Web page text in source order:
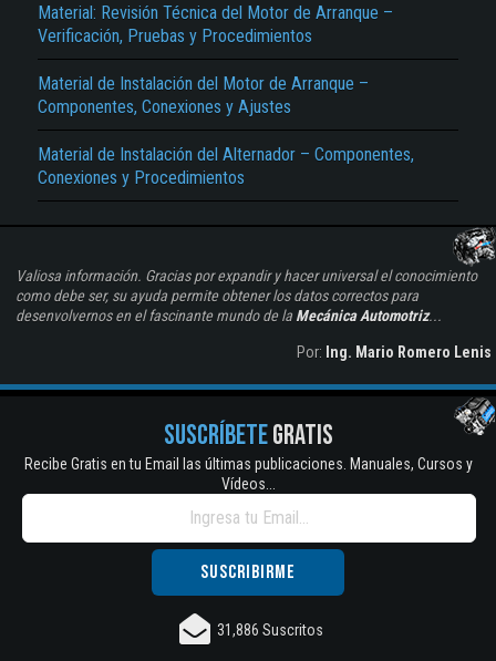
Material: Revisión Técnica del Motor de Arranque –
Verificación, Pruebas y Procedimientos
Material de Instalación del Motor de Arranque –
Componentes, Conexiones y Ajustes
Material de Instalación del Alternador – Componentes,
Conexiones y Procedimientos
Valiosa información. Gracias por expandir y hacer universal el conocimiento
como debe ser, su ayuda permite obtener los datos correctos para
desenvolvernos en el fascinante mundo de la Mecánica Automotriz...
Por: Ing. Mario Romero Lenis
SUSCRÍBETEGRATIS
Recibe Gratis en tu Email las últimas publicaciones. Manuales, Cursos y
Vídeos...
31,886 Suscritos